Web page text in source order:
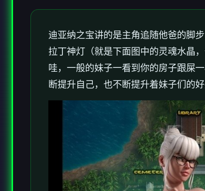
迪亚纳之宝讲的是主角追随他爸的脚
拉丁神灯（就是下面图中的灵魂水晶
哇，一般的妹子一看到你的房子跟屎
断提升自己，也不断提升着妹子们的